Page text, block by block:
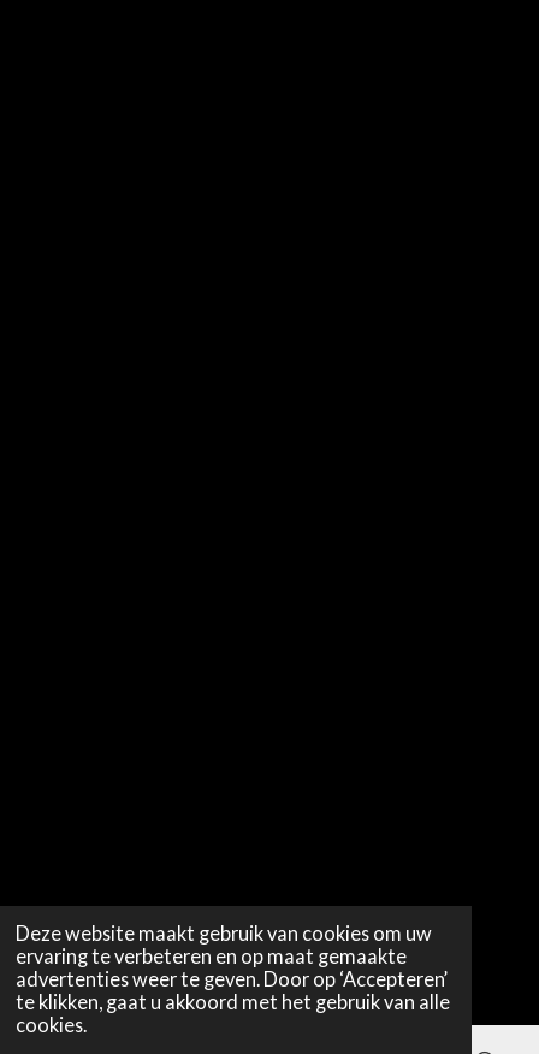
Deze website maakt gebruik van cookies om uw
ervaring te verbeteren en op maat gemaakte
advertenties weer te geven. Door op ‘Accepteren’
te klikken, gaat u akkoord met het gebruik van alle
cookies.